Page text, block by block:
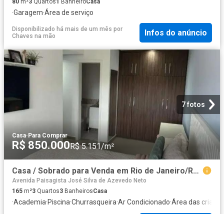
·Garagem·Área de serviço
Disponibilizado há mais de um mês por
Chaves na mão
Infos do anúncio
7 fotos
Casa· Para Comprar
R$ 850.000R$ 5.151/m²
Casa / Sobrado para Venda em Rio de Janeiro/RJ Jacarepaguá 3 Quartos
Avenida Paisagista José Silva de Azevedo Neto
165 m²3 Quartos3 BanheirosCasa
·Academia·Piscina·Churrasqueira·Ar Condicionado·Área das